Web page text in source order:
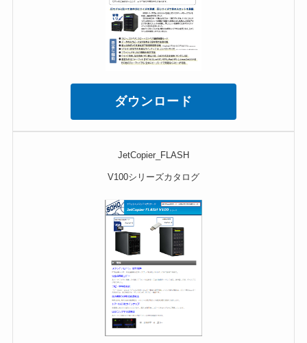
ダウンロード
JetCopier_FLASH
V100シリーズカタログ